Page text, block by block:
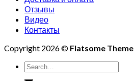
Отзывы
Видео
Контакты
Copyright 2026 © Flatsome Theme
Search
for: